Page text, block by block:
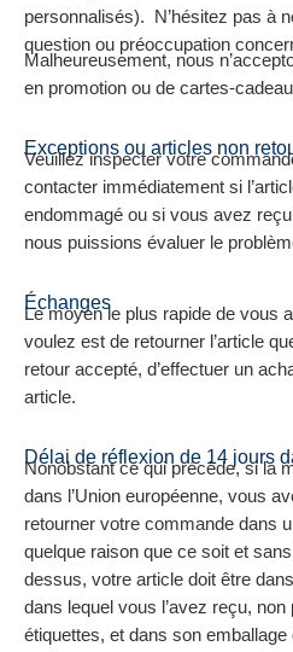
personnalisés). N’hésitez pas à
question ou préoccupation
Malheureusement, nous
en promotion ou de cartes-
Exceptions ou articles non
Veuillez inspecter votre
contacter immédiatement si
endommagé ou si vous avez
nous puissions évaluer le
Échanges
Le moyen le plus rapide de vous
voulez est de retourner l’article
retour accepté, d’effectuer un
article.
Délai de réflexion de 14 jours
Nonobstant ce qui précède, si la
dans l’Union européenne, vous
retourner votre commande dans
quelque raison que ce soit et
dessus, votre article doit être
dans lequel vous l’avez reçu,
étiquettes, et dans son emballage